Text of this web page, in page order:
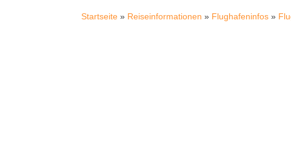
Startseite » Reiseinformationen » Flughafeninfos »